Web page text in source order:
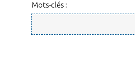
Mots-clés :